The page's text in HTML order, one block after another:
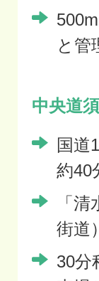
と管
中央道
国道
約40
「
街道
30分